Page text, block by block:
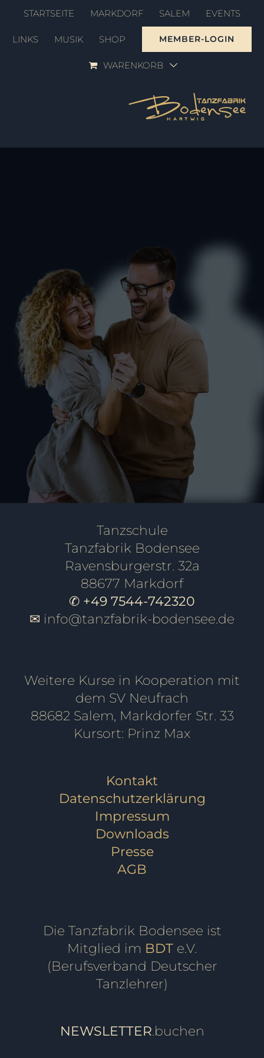
Zum
springen
STARTSEITE MARKDORF SALEM EVENTS
LINKS MUSIK SHOP MEMBER-LOGIN
WARENKORB
Hochzeitskurse Markdorf –
Sag Ja!
PAARE
Tanzschule
Tanzfabrik Bodensee
Ravensburgerstr. 32a
88677 Markdorf
✆ +49 7544-742320
✉ info@tanzfabrik-bodensee.de
Weitere Kurse in Kooperation mit
dem SV Neufrach
88682 Salem, Markdorfer Str. 33
Kursort: Prinz Max
Kontakt
Datenschutzerklärung
Impressum
Downloads
Presse
AGB
Die Tanzfabrik Bodensee ist
Mitglied im BDT e.V.
(Berufsverband Deutscher
Tanzlehrer)
NEWSLETTER.buchen